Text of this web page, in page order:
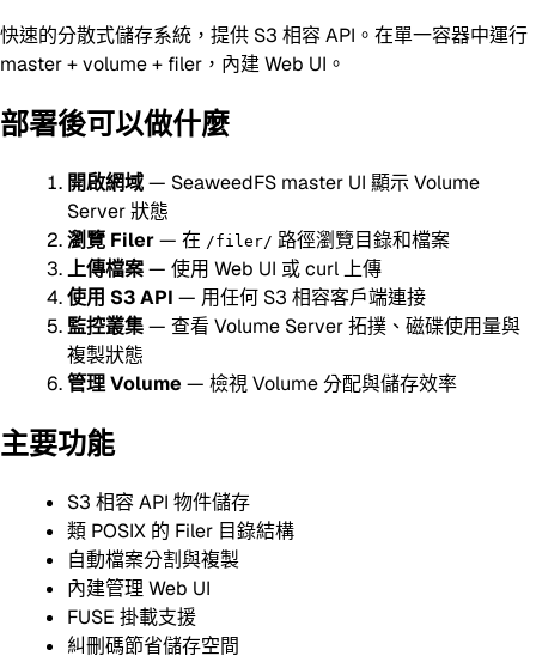
快速的分散式儲存系統，提供 S3 相容 API。在單一容器中運行
master + volume + filer，內建 Web UI。
部署後可以做什麼
開啟網域— SeaweedFS master UI 顯示 Volume
Server 狀態
瀏覽 Filer— 在 /filer/ 路徑瀏覽目錄和檔案
上傳檔案— 使用 Web UI 或 curl 上傳
使用 S3 API — 用任何 S3 相容客戶端連接
監控叢集— 查看 Volume Server 拓撲、磁碟使用量與
複製狀態
管理 Volume — 檢視 Volume 分配與儲存效率
主要功能
S3 相容 API 物件儲存
類 POSIX 的 Filer 目錄結構
自動檔案分割與複製
內建管理 Web UI
FUSE 掛載支援
糾刪碼節省儲存空間